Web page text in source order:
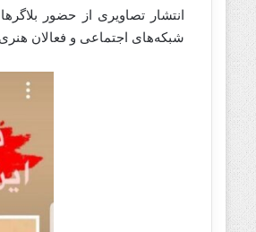
انتشار تصاویری از حضور
شبکه‌های اجتماعی و فعالان